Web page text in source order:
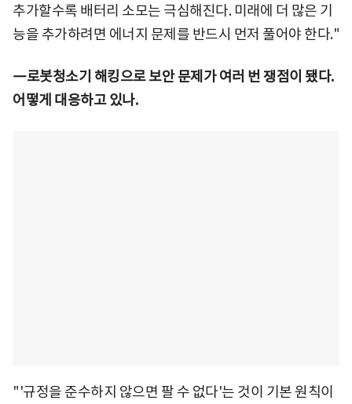
추가할수록 배터리 소모는 극심해진다. 미래에 더 많은 기
능을 추가하려면 에너지 문제를 반드시 먼저 풀어야 한다."
―로봇청소기 해킹으로 보안 문제가 여러 번 쟁점이 됐다.
어떻게 대응하고 있나.
"'규정을 준수하지 않으면 팔 수 없다'는 것이 기본 원칙이